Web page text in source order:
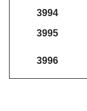
3994
3995
3996